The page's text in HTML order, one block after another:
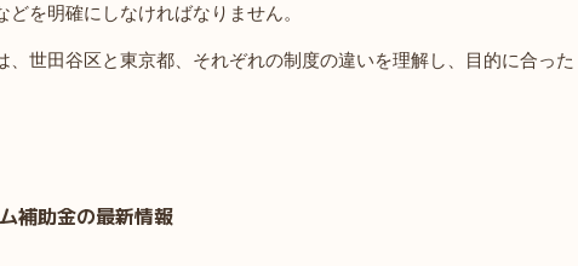
を明確にしなければなりません。
、世田谷区と東京都、それぞれの制度の違いを理解し、目的に合った
補助金の最新情報